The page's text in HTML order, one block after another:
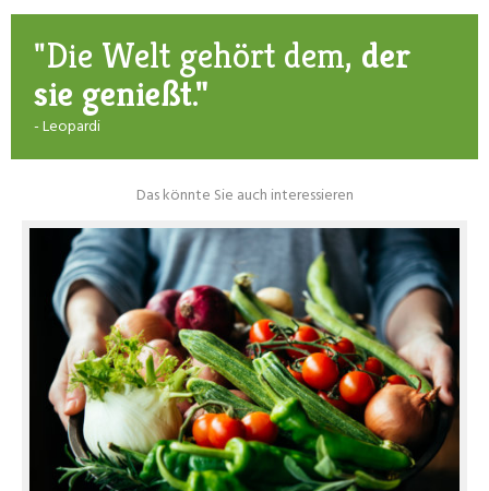
"Die Welt gehört dem, der
sie genießt."
- Leopardi
Das könnte Sie auch interessieren